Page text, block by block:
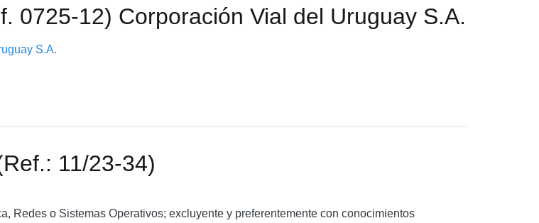
0725-12) Corporación Vial del Uruguay S.A.
S.A.
11/23-34)
Redes o Sistemas Operativos; excluyente y preferentemente con conocimientos